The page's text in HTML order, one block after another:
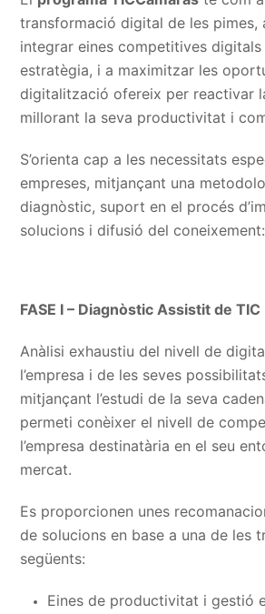
transformació digital de les pimes,
integrar eines competitives digitals
estratègia, i a maximitzar les
digitalització ofereix per reactivar
millorant la seva productivitat i
S’orienta cap a les necessitats
empreses, mitjançant una
diagnòstic, suport en el procés
solucions i difusió del coneixement:
FASE I – Diagnòstic Assistit de TIC
Anàlisi exhaustiu del nivell de
l’empresa i de les seves
mitjançant l’estudi de la seva
permeti conèixer el nivell de
l’empresa destinatària en el seu
mercat.
Es proporcionen unes
de solucions en base a una de les
següents:
Eines de productivitat i gestió